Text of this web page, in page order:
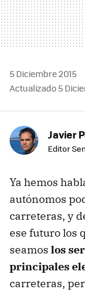
5 Diciembre 2015
Actualizado 5
Javier
Editor
Ya hemos
autónomos
carreteras, y
ese futuro los
seamos los
principales
carreteras,